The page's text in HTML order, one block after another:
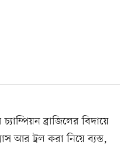
ব্রাজিলের বিদায়ে
আর ট্রল করা নিয়ে ব্যস্ত,